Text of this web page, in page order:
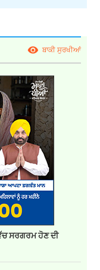
ਬਾਕੀ ਸੁਰਖੀਆਂ
ਸਰਗਰਮ ਹੋਣ ਦੀ